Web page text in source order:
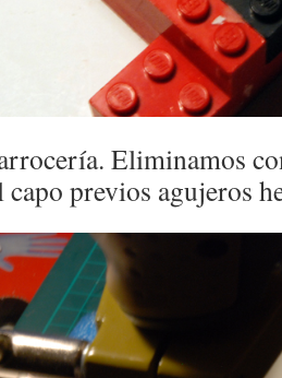
Eliminamos
previos agujeros